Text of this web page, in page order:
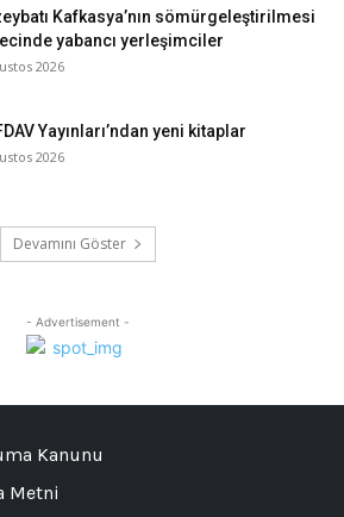
Kafkasya’nın sömürgeleştirilmesi
yabancı yerleşimciler
2026
Yayınları’ndan yeni kitaplar
2026
Devamını Göster
- Advertisement -
Kanunu
Metni